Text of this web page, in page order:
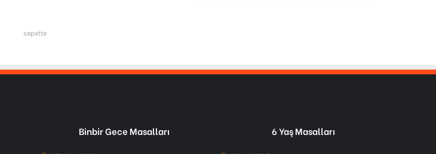
sepette
Binbir Gece Masalları 6 Yaş Masalları